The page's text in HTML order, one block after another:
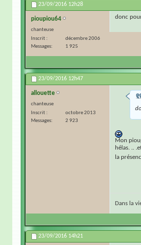
23/09/2016 12h28
pioupiou64
chanteuse
Inscrit
décembre 2006
Messages
1 925
donc
23/09/2016 12h47
allouette
chanteuse
Inscrit
octobre 2013
Messages
2 923
Mon
hélas. ..
la
Dans la
23/09/2016 14h21